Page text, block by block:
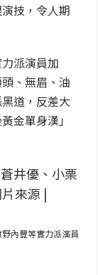
技，令人期
派演員加
、無眉、油
道，反差大
金單身漢」
內豐等實力派演員